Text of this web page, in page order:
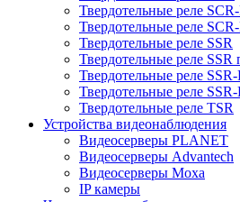
Твердотельные реле
Твердотельные реле
Твердотельные реле SSR
Твердотельные реле SSR
Твердотельные реле SSR-
Твердотельные реле
Твердотельные реле TSR
Устройства видеонаблюдения
Видеосерверы PLANET
Видеосерверы Advantech
Видеосерверы Moxa
IP камеры